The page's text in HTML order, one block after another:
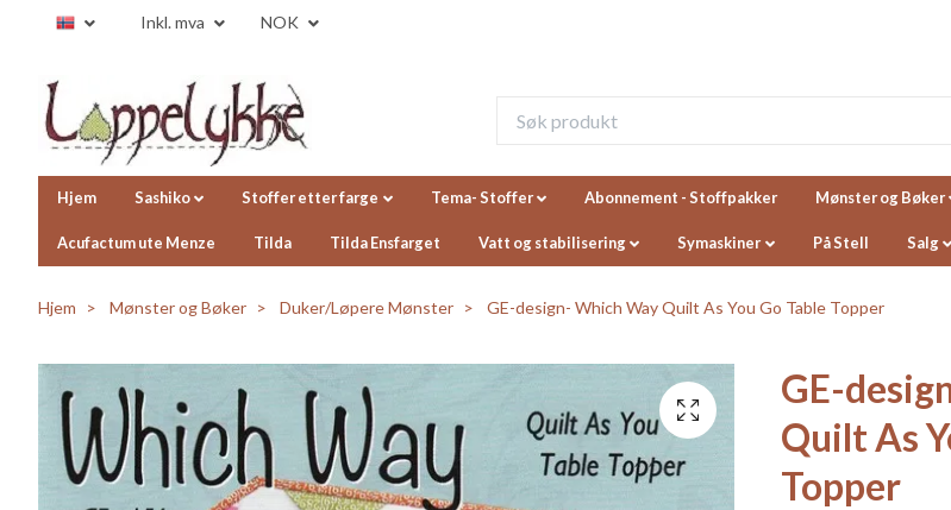
Inkl. mva NOK
Hjem Sashiko Stoffer etter farge Tema- Stoffer Abonnement - Stoffpakker Mønster og Bøker
Acufactum ute Menze Tilda Tilda Ensfarget Vatt og stabilisering Symaskiner På Stell Salg
Hjem Mønster og Bøker Duker/Løpere Mønster GE-design- Which Way Quilt As You Go Table Topper
GE-
Quilt As
Topper